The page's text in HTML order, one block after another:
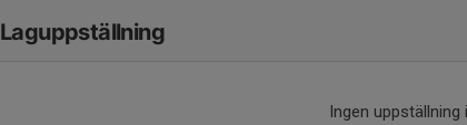
Laguppställning
Ingen uppställning